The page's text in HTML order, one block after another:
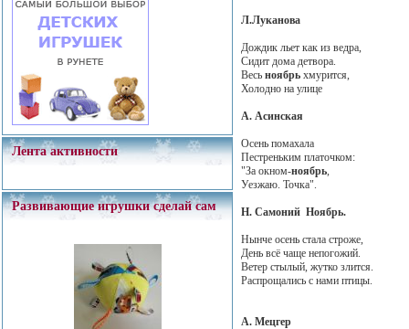
Лента активности
Развивающие игрушки сделай сам
Л.Луканова
Дождик льет как из ведра,
Сидит дома детвора.
Весь ноябрьхмурится,
Холодно на улице
А. Асинская
Осень помахала
Пестреньким платочком:
"За окном-ноябрь,
Уезжаю. Точка".
Н. Самоний Ноябрь.
Нынче осень стала строже,
День всё чаще непогожий.
Ветер стылый, жутко злится.
Распрощались с нами птицы.
А. Мецгер